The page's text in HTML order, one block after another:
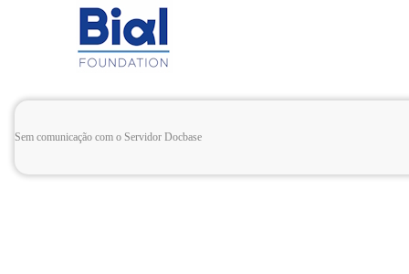
Sem comunicação com o Servidor Docbase